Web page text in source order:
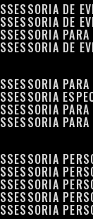
ASSESSORIA DE
ASSESSORIA DE
ASSESSORIA
ASSESSORIA DE
ASSESSORIA
ASSESSORIA
ASSESSORIA
ASSESSORIA
ASSESSORIA
ASSESSORIA
ASSESSORIA
ASSESSORIA
ASSESSORIA